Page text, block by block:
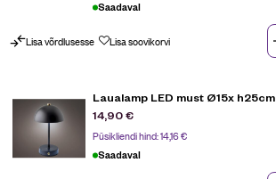
Saadaval
Lisa võrdlusesse Lisa soovikorvi
Laualamp LED must Ø15x h25cm
14,90€
Püsikliendi hind:14,16€
Saadaval